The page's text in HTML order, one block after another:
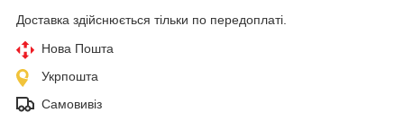
Доставка здійснюється тільки по передоплаті.
Нова Пошта
Укрпошта
Самовивіз